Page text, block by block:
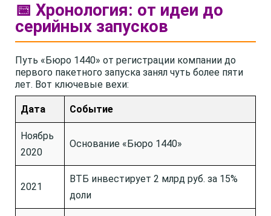
📅 Хронология: от идеи до
серийных запусков
Путь «Бюро 1440» от регистрации компании до
первого пакетного запуска занял чуть более пяти
лет. Вот ключевые вехи:
Дата Событие
Ноябрь
2020
Основание «Бюро 1440»
2021
ВТБ инвестирует 2 млрд руб. за 15%
доли